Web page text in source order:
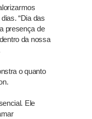
“Dia das
presença de
da nossa
o quanto
Ele